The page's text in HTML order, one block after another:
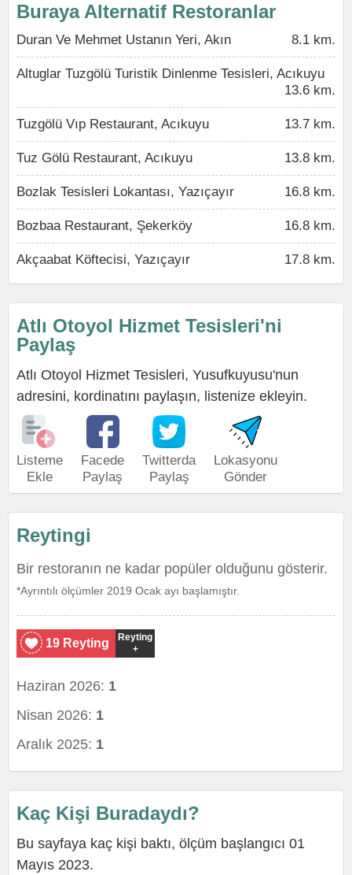
Buraya Alternatif Restoranlar
Duran Ve Mehmet Ustanın Yeri, Akın 8.1 km.
Altuglar Tuzgölü Turistik Dinlenme Tesisleri, Acıkuyu
13.6 km.
Tuzgölü Vıp Restaurant, Acıkuyu 13.7 km.
Tuz Gölü Restaurant, Acıkuyu 13.8 km.
Bozlak Tesisleri Lokantası, Yazıçayır 16.8 km.
Bozbaa Restaurant, Şekerköy 16.8 km.
Akçaabat Köftecisi, Yazıçayır 17.8 km.
Atlı Otoyol Hizmet Tesisleri'ni
Paylaş
Atlı Otoyol Hizmet Tesisleri, Yusufkuyusu'nun
adresini, kordinatını paylaşın, listenize ekleyin.
Listeme
Ekle
Facede
Paylaş
Twitterda
Paylaş
Lokasyonu
Gönder
Reytingi
Bir restoranın ne kadar popüler olduğunu gösterir.
*Ayrıntılı ölçümler 2019 Ocak ayı başlamıştır.
19 Reyting
Reyting
+
Haziran 2026: 1
Nisan 2026: 1
Aralık 2025: 1
Kaç Kişi Buradaydı?
Bu sayfaya kaç kişi baktı, ölçüm başlangıcı 01
Mayıs 2023.